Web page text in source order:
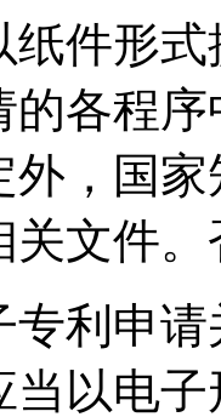
纸件形
的各程
外，国
关文件
专利申
当以电